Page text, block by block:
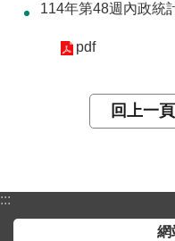
114年第48週內政統
pdf
回上一頁
:::
網